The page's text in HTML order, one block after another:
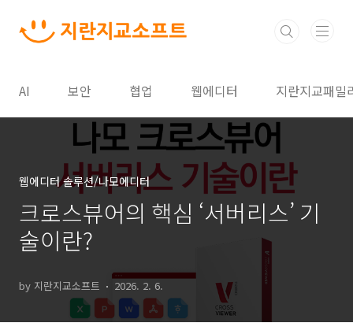
AI 보안 협업 웹에디터 지란지교패밀
웹에디터 솔루션/나모에디터
크로스뷰어의 핵심 ‘서버리스’ 기
술이란?
by 지란지교소프트 2026. 2. 6.